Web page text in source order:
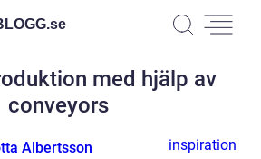
se
med hjälp av
conveyors
Albertsson inspiration